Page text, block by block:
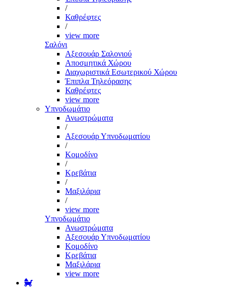
/
Καθρέφτες
/
view more
Σαλόνι
Αξεσουάρ Σαλονιού
Αποσμητικά Χώρου
Διαχωριστικά Εσωτερικού Χώρου
Έπιπλα Τηλεόρασης
Καθρέφτες
view more
Υπνοδωμάτιο
Ανωστρώματα
/
Αξεσουάρ Υπνοδωματίου
/
Κομοδίνο
/
Κρεβάτια
/
Μαξιλάρια
/
view more
Υπνοδωμάτιο
Ανωστρώματα
Αξεσουάρ Υπνοδωματίου
Κομοδίνο
Κρεβάτια
Μαξιλάρια
view more